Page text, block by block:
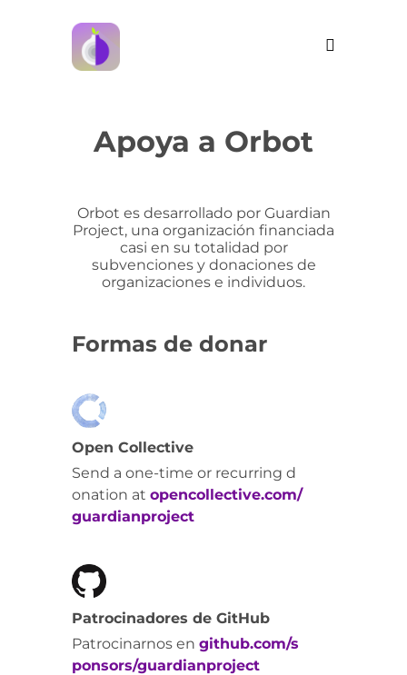
Apoya a Orbot
Orbot es desarrollado por Guardian
Project, una organización financiada
casi en su totalidad por
subvenciones y donaciones de
organizaciones e individuos.
Formas de donar
Open Collective
Send a one-time or recurring d
onation at opencollective.com/
guardianproject
Patrocinadores de GitHub
Patrocinarnos en github.com/s
ponsors/guardianproject